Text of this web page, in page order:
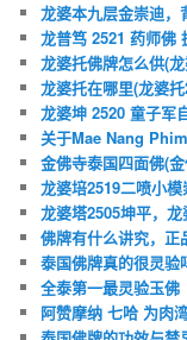
龙婆本九层金崇迪，
龙普笃 2521 药师佛
龙婆托佛牌怎么供(
龙婆托在哪里(龙婆
龙婆坤 2520 童子军
关于Mae Nang Phim
金佛寺泰国四面佛(
龙婆培2519二喷小
龙婆塔2505坤平，龙
佛牌有什么讲究，正
泰国佛牌真的很灵验
全泰第一最灵验玉佛
阿赞摩纳 七哈 为肉